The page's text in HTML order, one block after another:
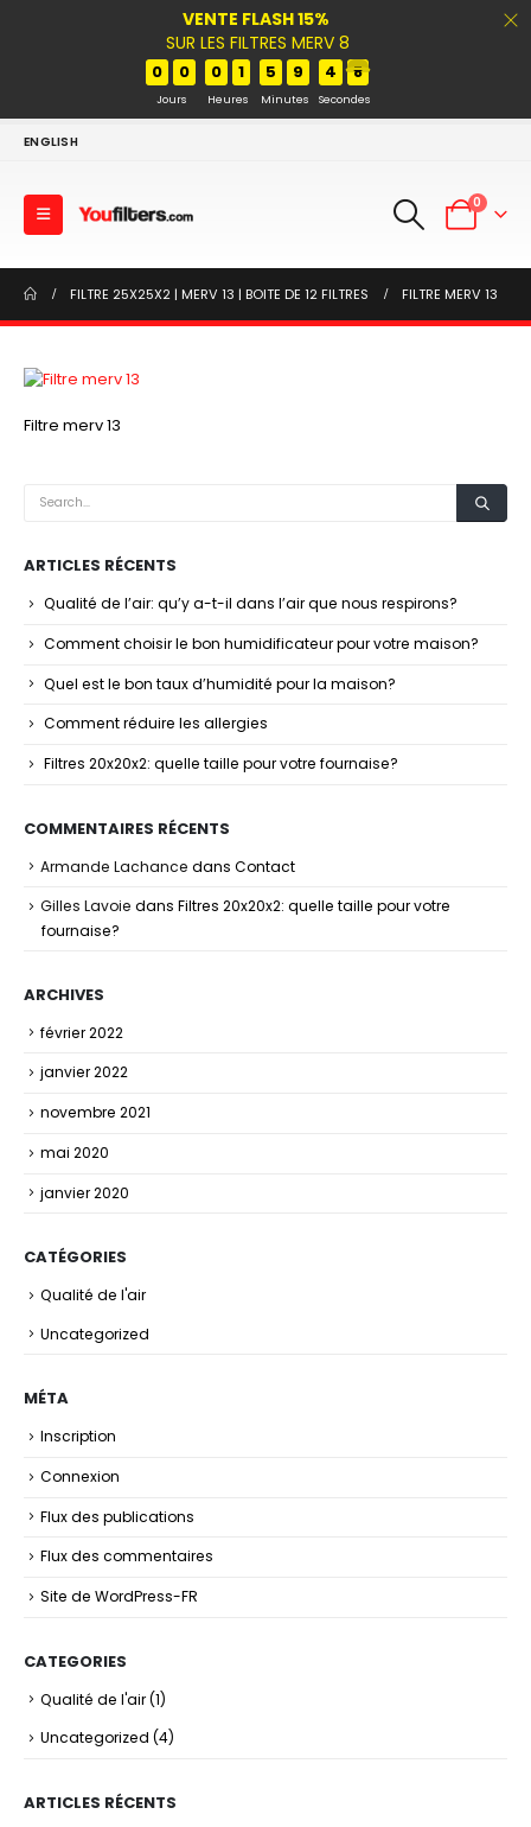
VENTE FLASH 15%
SUR LES FILTRES MERV 8
0 0
Jours
0 1
Heures
5 9
Minutes
4 8
Secondes
ENGLISH
0
FILTRE 25X25X2 | MERV 13 | BOITE DE 12 FILTRES FILTRE MERV 13
Filtre merv 13
ARTICLES RÉCENTS
Qualité de l’air: qu’y a-t-il dans l’air que nous respirons?
Comment choisir le bon humidificateur pour votre maison?
Quel est le bon taux d’humidité pour la maison?
Comment réduire les allergies
Filtres 20x20x2: quelle taille pour votre fournaise?
COMMENTAIRES RÉCENTS
Armande Lachance dans Contact
Gilles Lavoie dans Filtres 20x20x2: quelle taille pour votre
fournaise?
ARCHIVES
février 2022
janvier 2022
novembre 2021
mai 2020
janvier 2020
CATÉGORIES
Qualité de l'air
Uncategorized
MÉTA
Inscription
Connexion
Flux des publications
Flux des commentaires
Site de WordPress-FR
CATEGORIES
Qualité de l'air(1)
Uncategorized (4)
ARTICLES RÉCENTS